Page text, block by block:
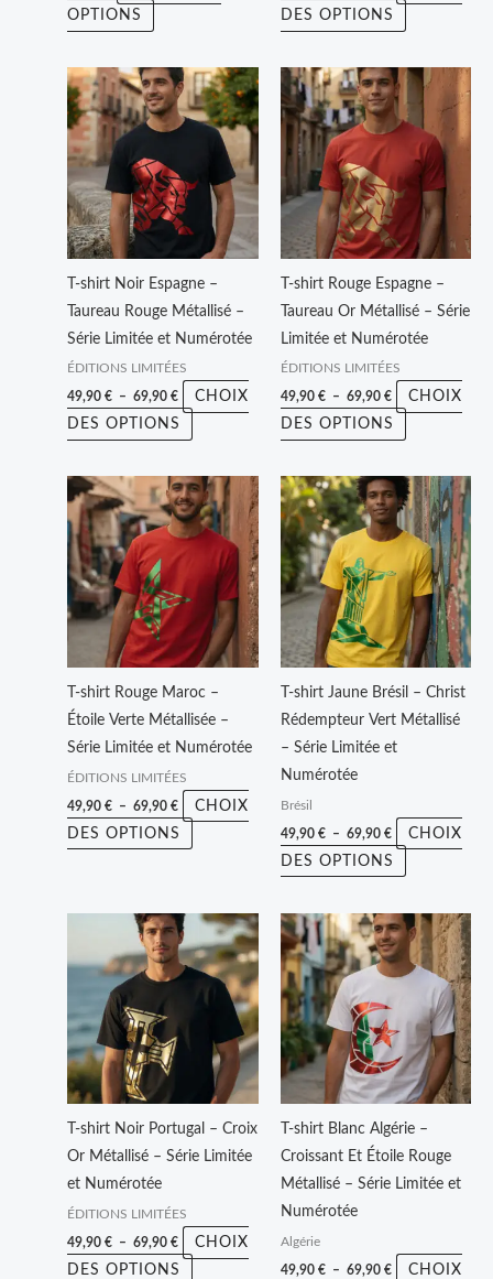
OPTIONS
du
DES OPTIONS
du
T-shirt Noir Espagne –
Taureau Rouge Métallisé –
Série Limitée et Numérotée
ÉDITIONS LIMITÉES
49,90€ – 69,90€
Plage
de
prix :
49,90 €
CHOIX
DES OPTIONS
Ce
produit
plusieurs
variations.
options
la
page
du
T-shirt Rouge Espagne –
Taureau Or Métallisé – Série
Limitée et Numérotée
ÉDITIONS LIMITÉES
49,90 € – 69,90 €
Plage
de
49,90 €
69,90 €
CHOIX
DES OPTIONS
Ce
produit
plusieurs
variations.
Les
options
la
page
du
T-shirt Rouge Maroc –
Étoile Verte Métallisée –
Série Limitée et Numérotée
ÉDITIONS LIMITÉES
49,90€ – 69,90€
Plage
de
prix :
49,90 €
à
69,90 €
CHOIX
DES OPTIONS
Ce
produit
a
plusieurs
variations.
Les
options
la
page
du
T-shirt Jaune Brésil – Christ
Rédempteur Vert Métallisé
– Série Limitée et
Numérotée
Brésil
49,90 € – 69,90 €
Plage
de
prix :
49,90 €
69,90 €
CHOIX
DES OPTIONS
Ce
produit
a
plusieurs
variations.
Les
options
page
du
produit
T-shirt Noir Portugal – Croix
Or Métallisé – Série Limitée
et Numérotée
ÉDITIONS LIMITÉES
49,90€ – 69,90€
Plage
de
prix :
49,90 €
CHOIX
DES OPTIONS
Ce
produit
plusieurs
variations.
Les
options
la
page
T-shirt Blanc Algérie –
Croissant Et Étoile Rouge
Métallisé – Série Limitée et
Numérotée
Algérie
49,90 € – 69,90 €
Plage
de
prix :
49,90 €
69,90 €
CHOIX
Ce
produit
a
plusieurs
variations.
Les
options
page